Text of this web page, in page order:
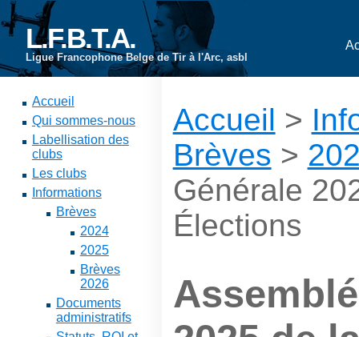
L.F.B.T.A.
Ligue Francophone Belge de Tir à l'Arc, asbl
Accueil
Qui sommes-nous
Labellisation des
clubs
Les clubs
Informations
Brèves
2024
2025
Brèves
2026
Documents
administratifs
Accueil >
Brèves >
Générale
Élections